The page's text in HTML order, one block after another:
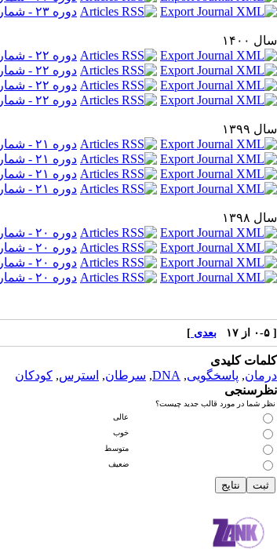
دوره ۲۳ - شماره ۷۶
سال ۱۴۰۰
دوره ۲۲ - شماره ۷۵
دوره ۲۲ - شماره ۷۴
دوره ۲۲ - شماره ۷۳
دوره ۲۲ - شماره ۷۲
سال ۱۳۹۹
دوره ۲۱ - شماره ۷۱
دوره ۲۱ - شماره ۷۰
دوره ۲۱ - شماره ۶۹
دوره ۲۱ - شماره ۶۸
سال ۱۳۹۸
دوره ۲۰ - شماره ۶۷
دوره ۲۰ - شماره ۶۶
دوره ۲۰ - شماره ۶۵
دوره ۲۰ - شماره ۶۴
[ ۰-۵ از ۱۷ بعدی ]
کلمات کلیدی
درمان, پاسخگویی,
DNA
, سرطان, استرس, کودکان
نظرسنجی
نظر شما در مورد قالب جدید چیست؟
عالی
خوب
متوسط
ضعیف